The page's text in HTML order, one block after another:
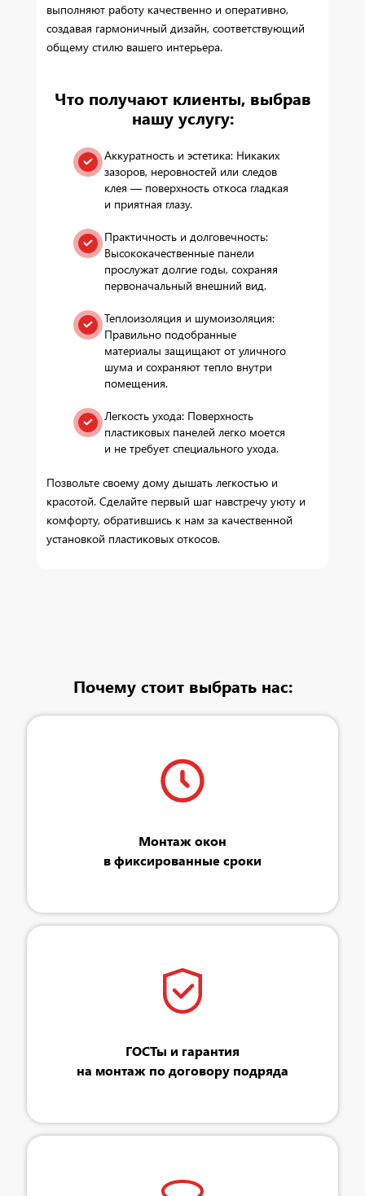
выполняют работу качественно и оперативно,
создавая гармоничный дизайн, соответствующий
общему стилю вашего интерьера.
Что получают клиенты, выбрав
нашу услугу:
Аккуратность и эстетика: Никаких
зазоров, неровностей или следов
клея — поверхность откоса гладкая
и приятная глазу.
Практичность и долговечность:
Высококачественные панели
прослужат долгие годы, сохраняя
первоначальный внешний вид.
Теплоизоляция и шумоизоляция:
Правильно подобранные
материалы защищают от уличного
шума и сохраняют тепло внутри
помещения.
Легкость ухода: Поверхность
пластиковых панелей легко моется
и не требует специального ухода.
Позвольте своему дому дышать легкостью и
красотой. Сделайте первый шаг навстречу уюту и
комфорту, обратившись к нам за качественной
установкой пластиковых откосов.
Почему стоит выбрать нас:
Монтаж окон
в фиксированные сроки
ГОСТы и гарантия
на монтаж по договору подряда